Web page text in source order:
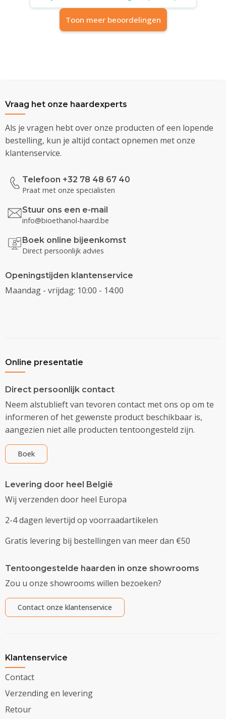
Toon meer beoordelingen
Vraag het onze haardexperts
Als je vragen hebt over onze producten of een lopende
bestelling, kun je altijd contact opnemen met onze
klantenservice.
Telefoon +32 78 48 67 40
Praat met onze specialisten
Stuur ons een e-mail
info@bioethanol-haard.be
Boek online bijeenkomst
Direct persoonlijk advies
Openingstijden klantenservice
Maandag - vrijdag: 10:00 - 14:00
Online presentatie
Direct persoonlijk contact
Neem alstublieft van tevoren contact met ons op om te
informeren of het gewenste product beschikbaar is,
aangezien niet alle producten tentoongesteld zijn.
Boek
Levering door heel België
Wij verzenden door heel Europa
2-4 dagen levertijd op voorraadartikelen
Gratis levering bij bestellingen van meer dan €50
Tentoongestelde haarden in onze showrooms
Zou u onze showrooms willen bezoeken?
Contact onze klantenservice
Klantenservice
Contact
Verzending en levering
Retour